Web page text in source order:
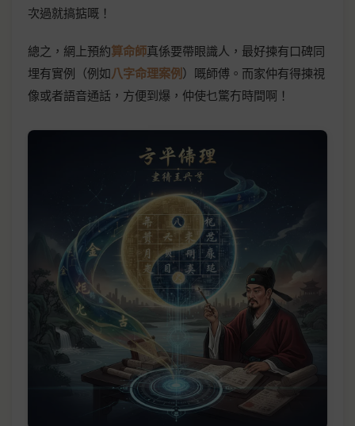
次過就搞掂嘅！
總之，網上預約算命師真係要帶眼識人，最好揀有口碑同
埋有實例（例如八字命理案例）嘅師傅。而家仲有得揀視
像或者語音通話，方便到爆，仲使乜驚冇時間啊！